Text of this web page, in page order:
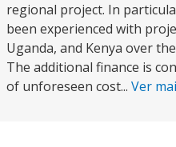
regional project. In
been experienced with
Uganda, and Kenya over
The additional finance is
of unforeseen cost... Ver